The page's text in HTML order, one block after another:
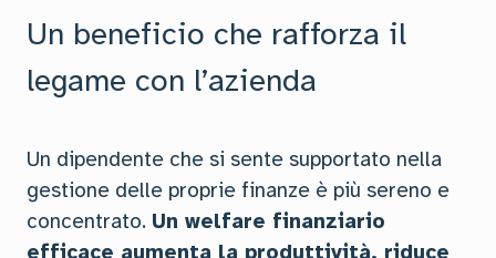
Un beneficio che rafforza il
legame con l’azienda
Un dipendente che si sente supportato nella
gestione delle proprie finanze è più sereno e
concentrato. Un welfare finanziario
efficace aumenta la produttività, riduce